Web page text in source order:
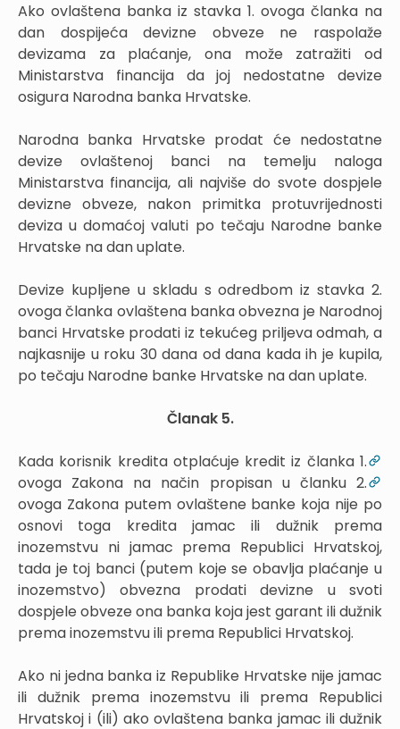
Ako ovlaštena banka iz stavka 1. ovoga članka na
dan dospijeća devizne obveze ne raspolaže
devizama za plaćanje, ona može zatražiti od
Ministarstva financija da joj nedostatne devize
osigura Narodna banka Hrvatske.
Narodna banka Hrvatske prodat će nedostatne
devize ovlaštenoj banci na temelju naloga
Ministarstva financija, ali najviše do svote dospjele
devizne obveze, nakon primitka protuvrijednosti
deviza u domaćoj valuti po tečaju Narodne banke
Hrvatske na dan uplate.
Devize kupljene u skladu s odredbom iz stavka 2.
ovoga članka ovlaštena banka obvezna je Narodnoj
banci Hrvatske prodati iz tekućeg priljeva odmah, a
najkasnije u roku 30 dana od dana kada ih je kupila,
po tečaju Narodne banke Hrvatske na dan uplate.
Članak 5.
Kada korisnik kredita otplaćuje kredit iz članka 1.
ovoga Zakona na način propisan u članku 2.
ovoga Zakona putem ovlaštene banke koja nije po
osnovi toga kredita jamac ili dužnik prema
inozemstvu ni jamac prema Republici Hrvatskoj,
tada je toj banci (putem koje se obavlja plaćanje u
inozemstvo) obvezna prodati devizne u svoti
dospjele obveze ona banka koja jest garant ili dužnik
prema inozemstvu ili prema Republici Hrvatskoj.
Ako ni jedna banka iz Republike Hrvatske nije jamac
ili dužnik prema inozemstvu ili prema Republici
Hrvatskoj i (ili) ako ovlaštena banka jamac ili dužnik